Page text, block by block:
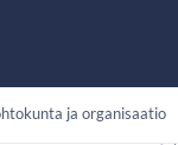
ja organisaatio